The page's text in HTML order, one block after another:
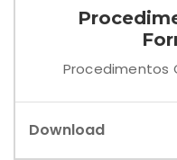
Procedimentos
Download